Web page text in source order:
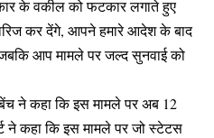
के वकील को फटकार लगाते हुए
कर देंगे, आपने हमारे आदेश के बाद
आप मामले पर जल्द सुनवाई को
ने कहा कि इस मामले पर अब 12
ने कहा कि इस मामले पर जो स्टेटस